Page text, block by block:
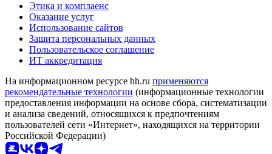
Этика и комплаенс
Оказание услуг
Использование сайтов
Защита персональных данных
Пользовательское соглашение
ИТ аккредитация
На информационном ресурсе hh.ru применяются
рекомендательные технологии (информационные технологии
предоставления информации на основе сбора, систематизации
и анализа сведений, относящихся к предпочтениям
пользователей сети «Интернет», находящихся на территории
Российской Федерации)